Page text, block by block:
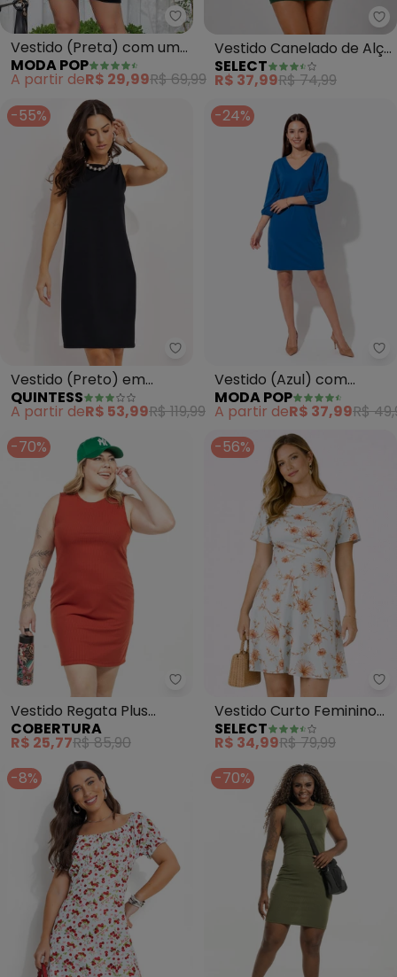
Moda Pop - Vestido (Preta)
Vestido (Preta) com um
Ombro Só
MODA POP
A partir deR$ 29,99R$ 69,99
Vestido Canelado de Alça
(Verde)
SELECT
R$ 37,99R$ 74,99
-55%
Quintess - Vestido (Preto) em
Vestido (Preto) em
Malha Crepe
QUINTESS
A partir deR$ 53,99R$ 119,99
-24%
Vestido (Azul) com
Elástico nos Punhos
MODA POP
A partir deR$ 37,99R$
-70%
Cobertura - Vestido Regata
Vestido Regata Plus
(Terracota)
COBERTURA
R$ 25,77R$ 85,90
-56%
Vestido Curto Feminino
Helanca Estampado
(Azul)
SELECT
R$ 34,99R$ 79,99
-8%
-70%